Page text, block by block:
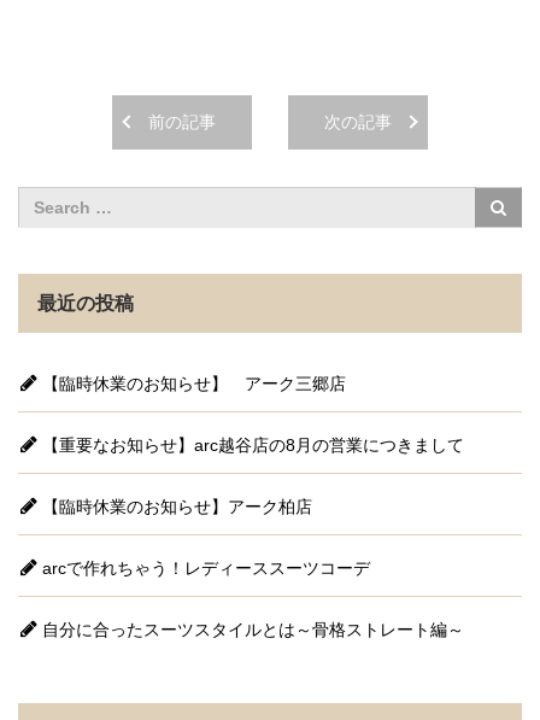
前の記事 次の記事
最近の投稿
【臨時休業のお知らせ】 アーク三郷店
【重要なお知らせ】arc越谷店の8月の営業につきまして
【臨時休業のお知らせ】アーク柏店
arcで作れちゃう！レディーススーツコーデ
自分に合ったスーツスタイルとは～骨格ストレート編～